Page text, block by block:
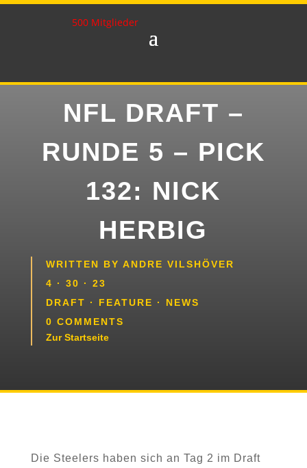
500 Mitglieder
NFL DRAFT –
RUNDE 5 – PICK
132: NICK
HERBIG
WRITTEN BY ANDRE VILSHÖVER
4 · 30 · 23
DRAFT · FEATURE · NEWS
0 COMMENTS
Zur Startseite
Die Steelers haben sich an Tag 2 im Draft